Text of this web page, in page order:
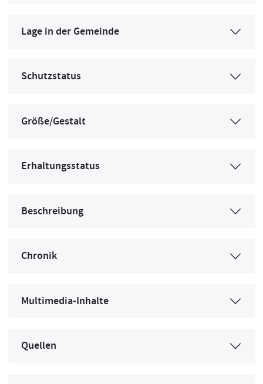
Lage in der Gemeinde
Schutzstatus
Größe/Gestalt
Erhaltungsstatus
Beschreibung
Chronik
Multimedia-Inhalte
Quellen